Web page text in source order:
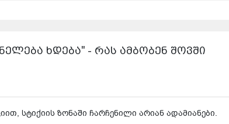
ხდება" - რას ამბობენ შოვში
სტიქიის ზონაში ჩარჩენილი არიან ადამიანები.